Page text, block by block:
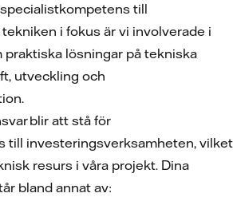
till
i fokus är vi involverade i
lösningar på tekniska
utveckling och
blir att stå för
till investeringsverksamheten, vilket
resurs i våra projekt. Dina
bland annat av: